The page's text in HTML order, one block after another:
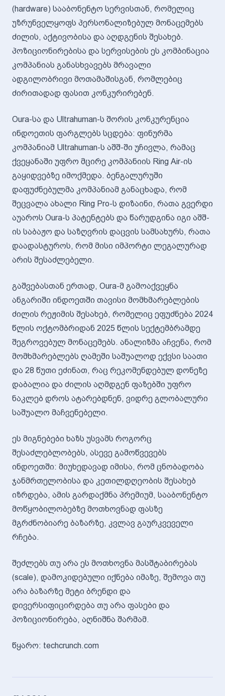
(hardware) სააბონენტო სერვისთან, რომელიც
უზრუნველყოფს პერსონალიზებულ მონაცემებს
ძილის, აქტივობისა და აღდგენის შესახებ.
პოზიციონირებისა და სერვისების ეს კომბინაცია
კომპანიას განასხვავებს მრავალი
ადგილობრივი მოთამაშისგან, რომლებიც
ძირითადად ფასით კონკურირებენ.
Oura-სა და Ultrahuman-ს შორის კონკურენცია
ინდოეთის ფარგლებს სცდება: ფინურმა
კომპანიამ Ultrahuman-ს აშშ-ში უჩივლა, რამაც
ქვეყანაში უფრო მცირე კომპანიის Ring Air-ის
გაყიდვებზე იმოქმედა. ბენგალურუში
დაფუძნებულმა კომპანიამ განაცხადა, რომ
შეცვალა ახალი Ring Pro-ს დიზაინი, რათა გვერდი
აუაროს Oura-ს პატენტებს და წარუდგინა იგი აშშ-
ის საბაჟო და საზღვრის დაცვის სამსახურს, რათა
დაადასტუროს, რომ მისი იმპორტი ლეგალურად
არის შესაძლებელი.
გაშვებასთან ერთად, Oura-მ გამოაქვეყნა
ანგარიში ინდოეთში თავისი მომხმარებლების
ძილის რეჟიმის შესახებ, რომელიც ეფუძნება 2024
წლის ოქტომბრიდან 2025 წლის სექტემბრამდე
შეგროვებულ მონაცემებს. ანალიზმა აჩვენა, რომ
მომხმარებლებს ღამეში საშუალოდ ექვსი საათი
და 28 წუთი ეძინათ, რაც რეკომენდებულ დონეზე
დაბალია და ძილის აღმდგენ ფაზებში უფრო
ნაკლებ დროს ატარებდნენ, ვიდრე გლობალური
საშუალო მაჩვენებელი.
ეს მიგნებები ხაზს უსვამს როგორც
შესაძლებლობებს, ასევე გამოწვევებს
ინდოეთში: მიუხედავად იმისა, რომ ცნობადობა
ჯანმრთელობისა და კეთილდღეობის შესახებ
იზრდება, ამის გარდაქმნა პრემიუმ, სააბონენტო
მოწყობილობებზე მოთხოვნად ფასზე
მგრძნობიარე ბაზარზე, კვლავ გაურკვეველი
რჩება.
შეძლებს თუ არა ეს მოთხოვნა მასშტაბირებას
(scale), დამოკიდებული იქნება იმაზე, შემოვა თუ
არა ბაზარზე მეტი ბრენდი და
დივერსიფიცირდება თუ არა ფასები და
პოზიციონირება, აღნიშნა შარმამ.
წყარო: techcrunch.com